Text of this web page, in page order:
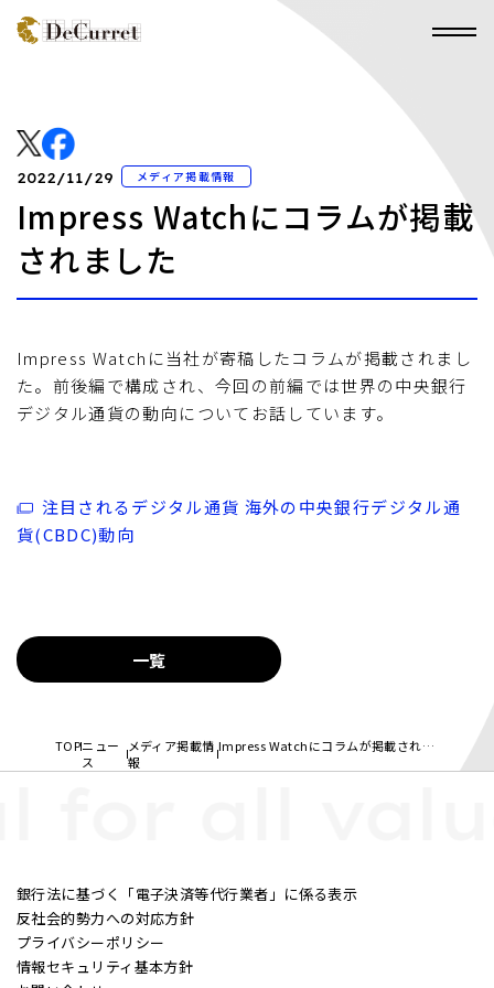
2022/11/29 メディア掲載情報
Impress Watchにコラムが掲載
されました
Impress Watchに当社が寄稿したコラムが掲載されまし
た。前後編で構成され、今回の前編では世界の中央銀行
デジタル通貨の動向についてお話しています。
注目されるデジタル通貨 海外の中央銀行デジタル通
貨(CBDC)動向
一覧
TOPニュー
ス
メディア掲載情
報
Impress Watchにコラムが掲載されました
銀行法に基づく「電子決済等代行業者」に係る表示
反社会的勢力への対応方針
プライバシーポリシー
情報セキュリティ基本方針